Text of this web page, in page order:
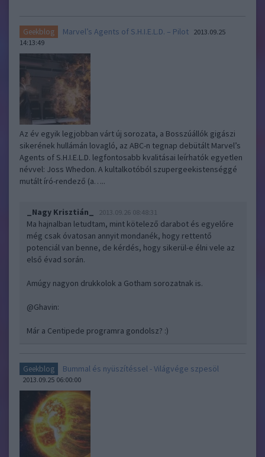
Geekblog Marvel’s Agents of S.H.I.E.L.D. – Pilot 2013.09.25
14:13:49
Az év egyik legjobban várt új sorozata, a Bosszúállók gigászi
sikerének hullámán lovagló, az ABC-n tegnap debütált Marvel’s
Agents of S.H.I.E.L.D. legfontosabb kvalitásai leírhatók egyetlen
névvel: Joss Whedon. A kultalkotóból szupergeekistenséggé
mutált író-rendező (a…..
_Nagy Krisztián_ 2013.09.26 08:48:31
Ma hajnalban letudtam, mint kötelező darabot és egyelőre
még csak óvatosan annyit mondanék, hogy rettentő
potenciál van benne, de kérdés, hogy sikerül-e élni vele az
első évad során.
Amúgy nagyon drukkolok a Gotham sorozatnak is.
@Ghavin:
Már a Centipede programra gondolsz? :)
Geekblog Bummal és nyüszítéssel - Világvége szpesöl
2013.09.25 06:00:00